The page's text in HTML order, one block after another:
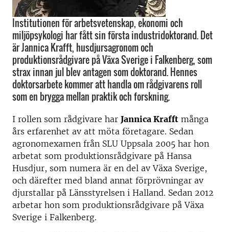
Institutionen för arbetsvetenskap, ekonomi och
miljöpsykologi har fått sin första industridoktorand. Det
är Jannica Krafft, husdjursagronom och
produktionsrådgivare på Växa Sverige i Falkenberg, som
strax innan jul blev antagen som doktorand. Hennes
doktorsarbete kommer att handla om rådgivarens roll
som en brygga mellan praktik och forskning.
I rollen som rådgivare har Jannica Krafft många
års erfarenhet av att möta företagare. Sedan
agronomexamen från SLU Uppsala 2005 har hon
arbetat som produktionsrådgivare på Hansa
Husdjur, som numera är en del av Växa Sverige,
och därefter med bland annat förprövningar av
djurstallar på Länsstyrelsen i Halland. Sedan 2012
arbetar hon som produktionsrådgivare på Växa
Sverige i Falkenberg.